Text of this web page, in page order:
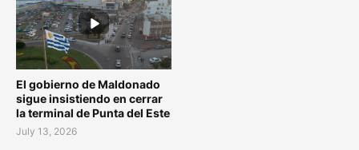
El gobierno de Maldonado
sigue insistiendo en cerrar
la terminal de Punta del Este
July 13, 2026